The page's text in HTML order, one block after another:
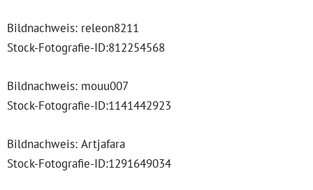
Bildnachweis: releon8211
Stock-Fotografie-ID:812254568
Bildnachweis: mouu007
Stock-Fotografie-ID:1141442923
Bildnachweis: Artjafara
Stock-Fotografie-ID:1291649034